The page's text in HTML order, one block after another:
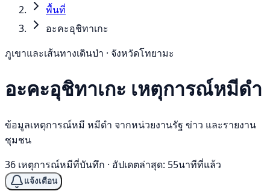
พื้นที่
อะคะอุชิทาเกะ
ภูเขาและเส้นทางเดินป่า · จังหวัดโทยามะ
อะคะอุชิทาเกะ เหตุการณ์หมีดำ
ข้อมูลเหตุการณ์หมี หมีดำ จากหน่วยงานรัฐ ข่าว และรายงาน
ชุมชน
36 เหตุการณ์หมีที่บันทึก · อัปเดตล่าสุด: 55นาทีที่แล้ว
แจ้งเตือน